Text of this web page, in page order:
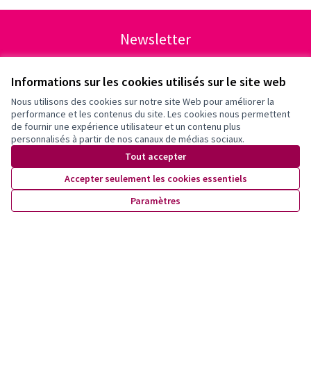
Informations sur les cookies utilisés sur le site web
Nous utilisons des cookies sur notre site Web pour améliorer la
performance et les contenus du site. Les cookies nous permettent
de fournir une expérience utilisateur et un contenu plus
personnalisés à partir de nos canaux de médias sociaux.
Tout accepter
Accepter seulement les cookies essentiels
Paramètres
Newsletter